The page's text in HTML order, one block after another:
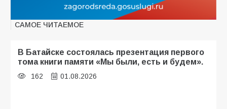
САМОЕ ЧИТАЕМОЕ
В Батайске состоялась презентация первого
тома книги памяти «Мы были, есть и будем».
162 01.08.2026